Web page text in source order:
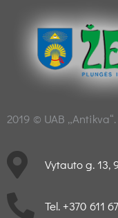
2019 © UAB
Vytauto g. 13,
Tel. +370 611